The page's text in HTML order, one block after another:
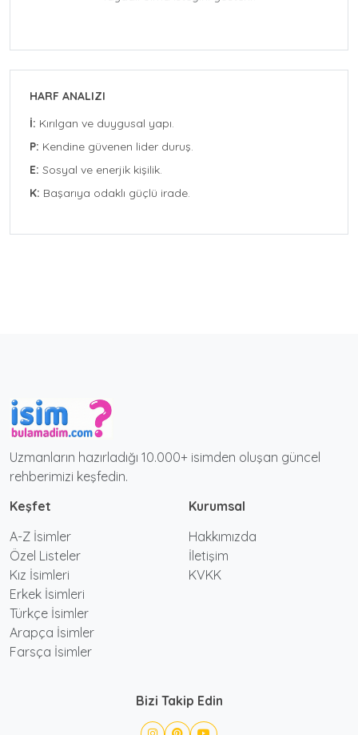
HARF ANALIZI
İ: Kırılgan ve duygusal yapı.
P: Kendine güvenen lider duruş.
E: Sosyal ve enerjik kişilik.
K: Başarıya odaklı güçlü irade.
Uzmanların hazırladığı 10.000+ isimden oluşan güncel
rehberimizi keşfedin.
Keşfet
A-Z İsimler
Özel Listeler
Kız İsimleri
Erkek İsimleri
Türkçe İsimler
Arapça İsimler
Farsça İsimler
Kurumsal
Hakkımızda
İletişim
KVKK
Bizi Takip Edin